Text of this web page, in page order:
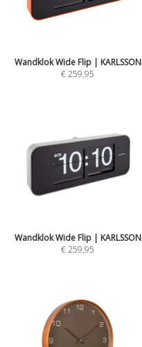
Wandklok Wide Flip | KARLSSON
€ 259,95
Wandklok Wide Flip | KARLSSON
€ 259,95